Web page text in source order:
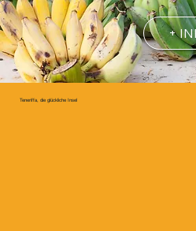
Teneriffa, die glückliche Insel